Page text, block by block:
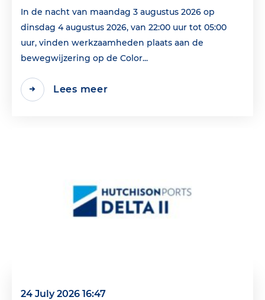
In de nacht van maandag 3 augustus 2026 op
dinsdag 4 augustus 2026, van 22:00 uur tot 05:00
uur, vinden werkzaamheden plaats aan de
bewegwijzering op de Color...
Lees meer
24 July 2026 16:47